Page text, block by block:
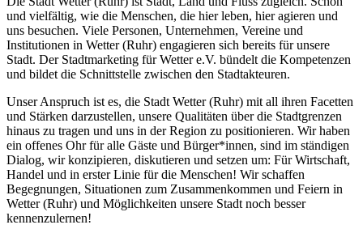
und vielfältig, wie die Menschen, die hier leben, hier agieren und
uns besuchen. Viele Personen, Unternehmen, Vereine und
Institutionen in Wetter (Ruhr) engagieren sich bereits für unsere
Stadt. Der Stadtmarketing für Wetter e.V. bündelt die Kompetenzen
und bildet die Schnittstelle zwischen den Stadtakteuren.
Unser Anspruch ist es, die Stadt Wetter (Ruhr) mit all ihren Facetten
und Stärken darzustellen, unsere Qualitäten über die Stadtgrenzen
hinaus zu tragen und uns in der Region zu positionieren. Wir haben
ein offenes Ohr für alle Gäste und Bürger*innen, sind im ständigen
Dialog, wir konzipieren, diskutieren und setzen um: Für Wirtschaft,
Handel und in erster Linie für die Menschen! Wir schaffen
Begegnungen, Situationen zum Zusammenkommen und Feiern in
Wetter (Ruhr) und Möglichkeiten unsere Stadt noch besser
kennenzulernen!